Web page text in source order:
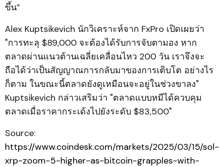
ขึ้น”
Alex Kuptsikevich นักวิเคราะห์จาก FxPro เปิดเผยว่า
"การทะลุ $89,000 จะต้องได้รับการจับตามอง หาก
ตลาดผ่านแนวต้านเฉลี่ยเคลื่อนไหว 200 วัน เราจึงจะ
ถือได้ว่าเป็นสัญญาณการกลับมาของการเติบโต อย่างไร
ก็ตาม ในขณะนี้ตลาดยังดูเหมือนจะอยู่ในช่วงขาลง"
Kuptsikevich กล่าวเสริมว่า "ตลาดแบบหมีได้ควบคุม
ตลาดเมื่อราคากระเด้งไปยังระดับ $83,500"
Source:
https://www.coindesk.com/markets/2025/03/15/sol-
xrp-zoom-5-higher-as-bitcoin-grapples-with-